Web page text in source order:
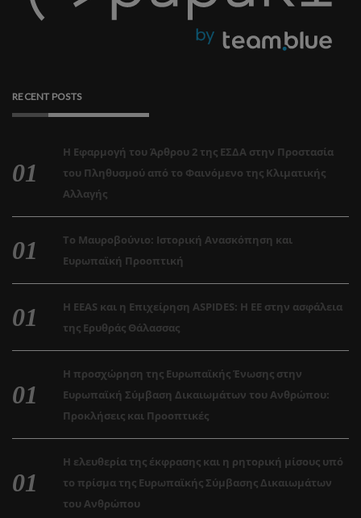
RECENT POSTS
Η Εφαρμογή του Άρθρου 2 της ΕΣΔΑ στην Προστασία
του Πληθυσμού από το Φαινόμενο της Κλιματικής
Αλλαγής
Το Μαυροβούνιο: Ιστορική Ανασκόπηση και
Ευρωπαϊκή Προοπτική
Η EEAS και η Επιχείρηση ASPIDES: Η ΕΕ στην ασφάλεια
της Ερυθράς Θάλασσας
Η προσχώρηση της Ευρωπαϊκής Ένωσης στην
Ευρωπαϊκή Σύμβαση Δικαιωμάτων του Ανθρώπου:
Προκλήσεις και Προοπτικές
Η ελευθερία της έκφρασης και η ρητορική μίσους υπό
το πρίσμα της Ευρωπαϊκής Σύμβασης Δικαιωμάτων
του Ανθρώπου